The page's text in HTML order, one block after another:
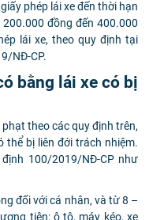
phép lái xe đến thời hạn
đồng đến 400.000
lái xe, theo quy định tại
NĐ-CP.
bằng lái xe có bị
theo các quy định trên,
thể bị liên đới trách nhiệm.
100/2019/NĐ-CP như
đối với cá nhân, và từ 8 –
tiện: ô tô, máy kéo, xe